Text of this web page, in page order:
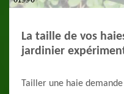
La taille de vos
jardinier
Tailler une haie